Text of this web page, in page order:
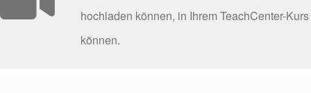
hochladen können, in Ihrem TeachCenter-
können.